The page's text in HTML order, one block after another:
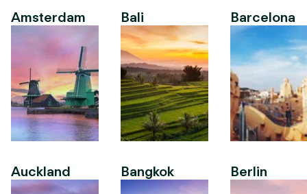
Amsterdam
Auckland
Bali
Bangkok
Barcelona
Berlin